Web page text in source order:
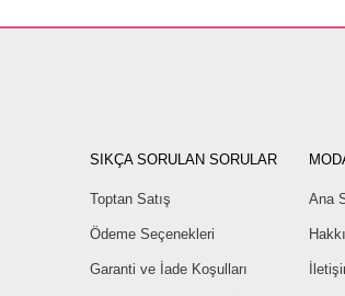
SIKÇA SORULAN SORULAR
Toptan Satış
Ödeme Seçenekleri
Garanti ve İade Koşulları
Ana